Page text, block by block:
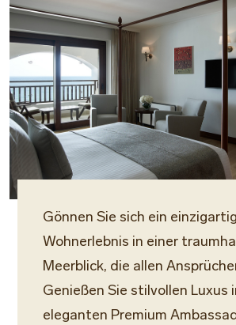
Gönnen Sie sich ein
Wohnerlebnis in einer
Meerblick, die allen
Genießen Sie stilvollen Luxus
eleganten Premium